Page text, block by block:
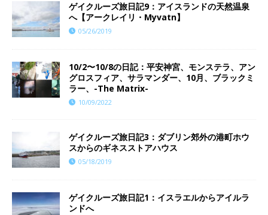
ゲイクルーズ旅日記9：アイスランドの天然温泉
へ【アークレイリ・Myvatn】
05/26/2019
10/2〜10/8の日記：平安神宮、モンステラ、アン
グロスフィア、サラマンダー、10月、ブラックミ
ラー、-The Matrix-
10/09/2022
ゲイクルーズ旅日記3：ダブリン郊外の港町ホウ
スからのギネスストアハウス
05/18/2019
ゲイクルーズ旅日記1：イスラエルからアイルラ
ンドへ